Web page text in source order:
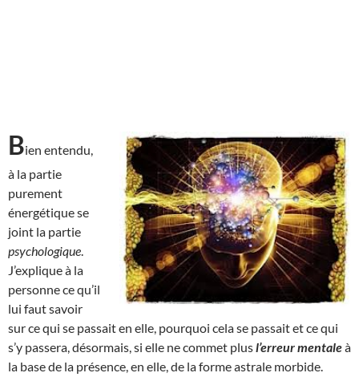
Bien entendu,
à la partie
purement
énergétique se
joint la partie
psychologique
J’explique à la
personne ce qu’il
lui faut savoir
sur ce qui se passait en elle, pourquoi cela se passait et ce qui
s’y passera, désormais, si elle ne commet plusl’erreur mentaleà
la base de la présence, en elle, de la forme astrale morbide.